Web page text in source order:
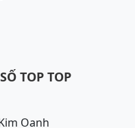
TOP TOP
Oanh